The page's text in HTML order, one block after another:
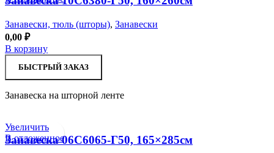
Занавески, тюль (шторы), Занавески
0,00 ₽
В корзину
БЫСТРЫЙ ЗАКАЗ
Занавеска на шторной ленте
Увеличить
В отложенное
Занавеска 06С6065-Г50, 165×285см